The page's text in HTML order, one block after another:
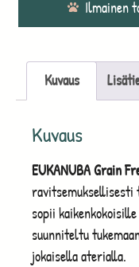
Ilmainen
Kuvaus
Kuvaus
EUKANUBA Grain
ravitsemuksellisesti
sopii kaikenkokoisille
suunniteltu
jokaisella aterialla.